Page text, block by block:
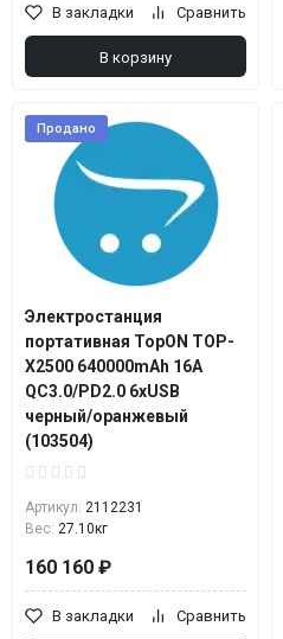
В закладки Сравнить
В корзину
Продано
Электростанция
портативная TopON TOP-
X2500 640000mAh 16A
QC3.0/PD2.0 6xUSB
черный/оранжевый
(103504)
Артикул: 2112231
Вес: 27.10кг
160 160 ₽
В закладки Сравнить